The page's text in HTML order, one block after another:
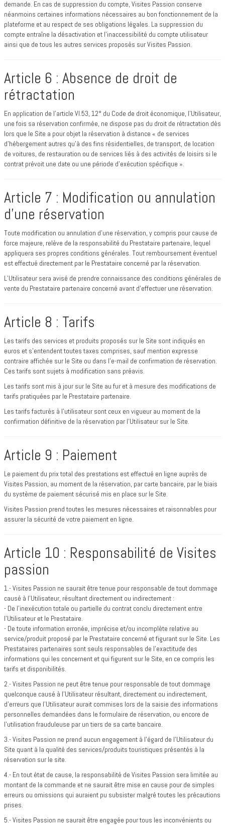
demande. En cas de suppression du compte, Visites Passion conserve
néanmoins certaines informations nécessaires au bon fonctionnement de la
plateforme et au respect de ses obligations légales. La suppression du
compte entraîne la désactivation et l’inaccessibilité du compte utilisateur
ainsi que de tous les autres services proposés sur Visites Passion.
Article 6 : Absence de droit de
rétractation
En application de l’article VI.53, 12° du Code de droit économique, l’Utilisateur,
une fois sa réservation confirmée, ne dispose pas du droit de rétractation dès
lors que le Site a pour objet la réservation à distance « de services
d'hébergement autres qu'à des fins résidentielles, de transport, de location
de voitures, de restauration ou de services liés à des activités de loisirs si le
contrat prévoit une date ou une période d'exécution spécifique ».
Article 7 : Modification ou annulation
d’une réservation
Toute modification ou annulation d’une réservation, y compris pour cause de
force majeure, relève de la responsabilité du Prestataire partenaire, lequel
appliquera ses propres conditions générales. Tout remboursement éventuel
est effectué directement par le Prestataire concerné par la réservation.
L’Utilisateur sera avisé de prendre connaissance des conditions générales de
vente du Prestataire partenaire concerné avant d’effectuer une réservation.
Article 8 : Tarifs
Les tarifs des services et produits proposés sur le Site sont indiqués en
euros et s’entendent toutes taxes comprises, sauf mention expresse
contraire affichée sur le Site ou dans l’e-mail de confirmation de réservation.
Ces tarifs sont sujets à modification sans préavis.
Les tarifs sont mis à jour sur le Site au fur et à mesure des modifications de
tarifs pratiquées par le Prestataire partenaire.
Les tarifs facturés à l’utilisateur sont ceux en vigueur au moment de la
confirmation définitive de la réservation par l’Utilisateur sur le Site.
Article 9 : Paiement
Le paiement du prix total des prestations est effectué en ligne auprès de
Visites Passion, au moment de la réservation, par carte bancaire, par le biais
du système de paiement sécurisé mis en place sur le Site.
Visites Passion prend toutes les mesures nécessaires et raisonnables pour
assurer la sécurité de votre paiement en ligne.
Article 10 : Responsabilité de Visites
passion
1.- Visites Passion ne saurait être tenue pour responsable de tout dommage
causé à l’Utilisateur, résultant directement ou indirectement :
- De l’inexécution totale ou partielle du contrat conclu directement entre
l’Utilisateur et le Prestataire.
- De toute information erronée, imprécise et/ou incomplète relative au
service/produit proposé par le Prestataire concerné et figurant sur le Site. Les
Prestataires partenaires sont seuls responsables de l’exactitude des
informations qui les concernent et qui figurent sur le Site, en ce compris les
tarifs et disponibilités.
2.- Visites Passion ne peut être tenue pour responsable de tout dommage
quelconque causé à l’Utilisateur résultant, directement ou indirectement,
d’erreurs que l’Utilisateur aurait commises lors de la saisie des informations
personnelles demandées dans le formulaire de réservation, ou encore de
l’utilisation frauduleuse par un tiers de sa carte bancaire.
3.- Visites Passion ne prend aucun engagement à l’égard de l’Utilisateur du
Site quant à la qualité des services/produits touristiques présentés à la
réservation sur le site.
4.- En tout état de cause, la responsabilité de Visites Passion sera limitée au
montant de la commande et ne saurait être mise en cause pour de simples
erreurs ou omissions qui auraient pu subsister malgré toutes les précautions
prises.
5.- Visites Passion ne saurait être engagée pour tous les inconvénients ou